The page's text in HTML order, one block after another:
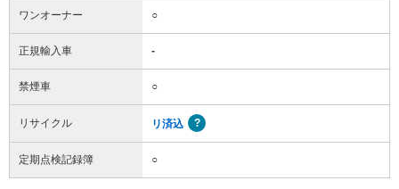
ワンオーナー ○
正規輸入車 -
禁煙車 ○
リサイクル リ済込
定期点検記録簿 ○